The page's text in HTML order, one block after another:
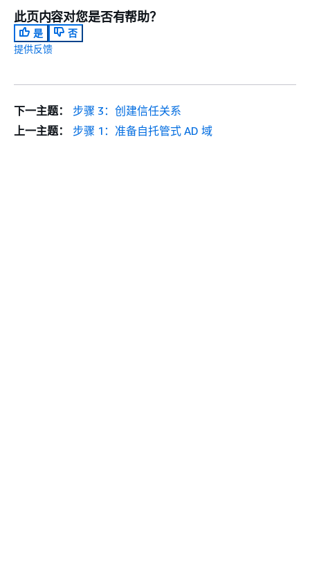
此页内容对您是否有帮助？
是
否
提供反馈
下一主题：
步骤 3：创建信任关系
上一主题：
步骤 1：准备自托管式 AD 域